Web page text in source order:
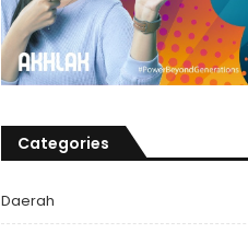
Categories
Daerah